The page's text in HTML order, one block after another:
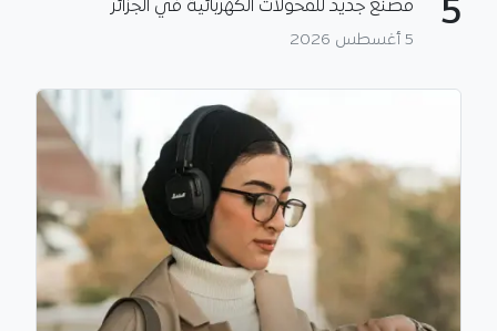
5 مصنع جديد للمحولات الكهربائية في الجزائر
5 أغسطس 2026